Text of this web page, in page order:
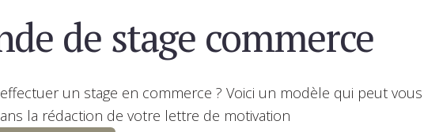
de stage commerce
un stage en commerce ? Voici un modèle qui peut vous
la rédaction de votre lettre de motivation